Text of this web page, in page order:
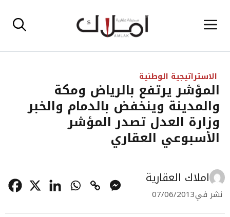
إلى القائمة
الاستراتيجية الوطنية
المؤشر يرتفع بالرياض ومكة
والمدينة وينخفض بالدمام والخبر
وزارة العدل تصدر المؤشر
الأسبوعي العقاري
املاك العقارية
نشر في07/06/2013